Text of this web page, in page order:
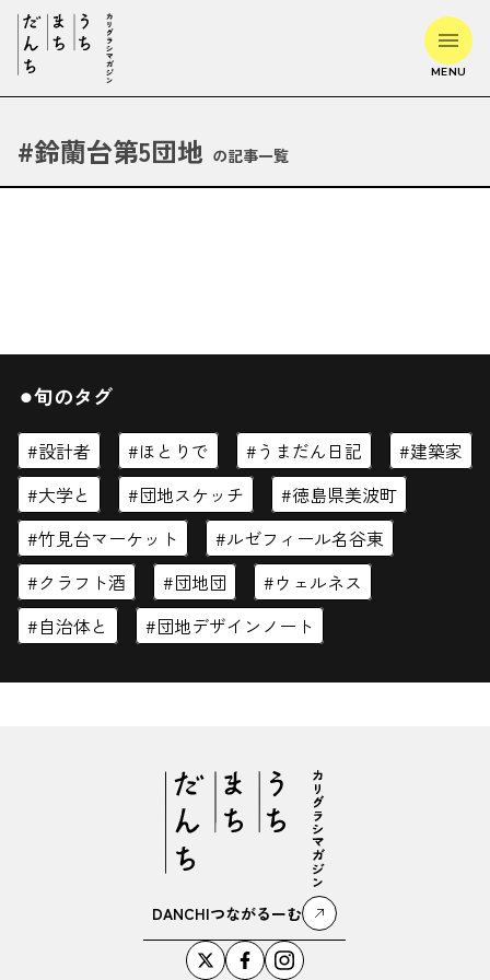
MENU
#鈴蘭台第5団地 の記事一覧
⚫︎旬のタグ
設計者 ほとりで うまだん日記
建築家
大学と
団地スケッチ
徳島県美波町
竹見台マーケット
ルゼフィール名谷東
クラフト酒
団地団
ウェルネス
自治体と
団地デザインノート
DANCHIつながるーむ
閉じる